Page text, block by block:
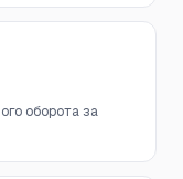
оборота за